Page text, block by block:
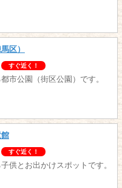
区）
すぐ近く！
市公園（街区公園）です。
すぐ近く！
供とお出かけスポットです。